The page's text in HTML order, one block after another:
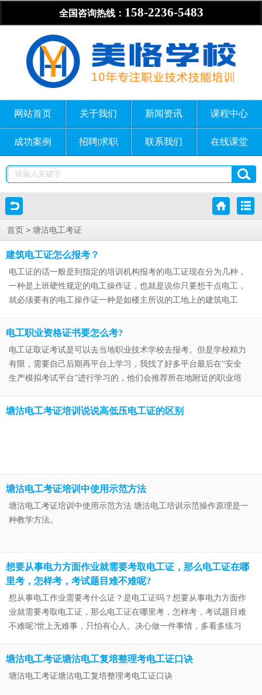
全国咨询热线： 158-2236-5483
网站首页 关于我们 新闻资讯 课程中心
成功案例 招聘|求职 联系我们 在线课堂
首页 > 塘沽电工考证
建筑电工证怎么报考？
电工证的话一般是到指定的培训机构报考的电工证现在分为几种，
一种是上班硬性规定的电工操作证，也就是说你只要想干点电工，
就必须要有的电工操作证一种是如楼主所说的工地上的建筑电工
使用的，相当于电工在工地上上班…
电工职业资格证书要怎么考?
电工证取证考试是可以去当地职业技术学校去报考。但是学校精力
有限，需要自己后期再平台上学习，我找了好多平台最后在“安全
生产模拟考试平台”进行学习的，他们会推荐所在地附近的职业培
评。每年都有不少人报考电工证。…
塘沽电工考证培训说说高低压电工证的区别
塘沽电工考证培训中使用示范方法
塘沽电工考证培训中使用示范方法 塘沽电工培训示范操作原理是一
种教学方法。
想要从事电力方面作业就需要考取电工证，那么电工证在哪
里考，怎样考，考试题目难不难呢?
想从事电工作业需要考什么证？是电工证吗？想要从事电力方面作
业就需要考取电工证，那么电工证在哪里考，怎样考，考试题目难
不难呢?世上无难事，只怕有心人。决心做一件事情，多看多练习
塘沽电工考证塘沽电工复培整理考电工证口诀
塘沽电工考证塘沽电工复培整理考电工证口诀